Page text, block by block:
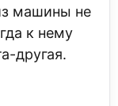
машины не
к нему
другая.